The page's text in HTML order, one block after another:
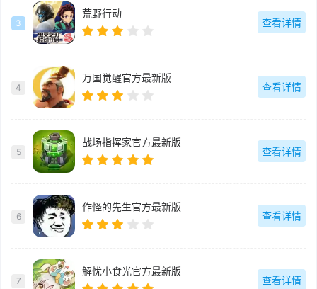
3
荒野行动
查看详情
4
万国觉醒官方最新版
查看详情
5
战场指挥家官方最新版
查看详情
6
作怪的先生官方最新版
查看详情
7
解忧小食光官方最新版
查看详情